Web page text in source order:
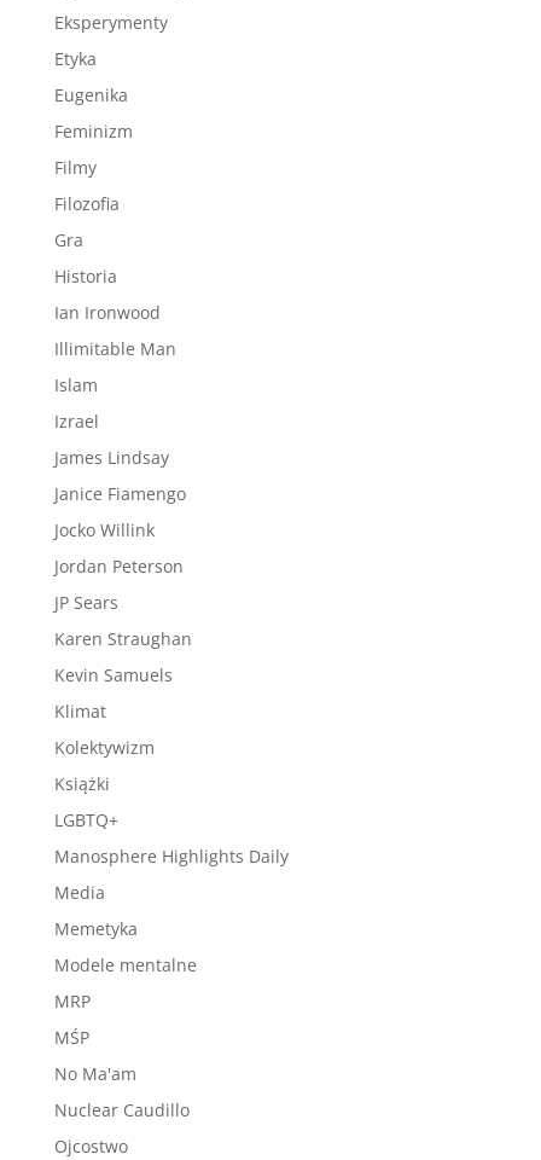
Eksperymenty
Etyka
Eugenika
Feminizm
Filmy
Filozofia
Gra
Historia
Ian Ironwood
Illimitable Man
Islam
Izrael
James Lindsay
Janice Fiamengo
Jocko Willink
Jordan Peterson
JP Sears
Karen Straughan
Kevin Samuels
Klimat
Kolektywizm
Książki
LGBTQ+
Manosphere Highlights Daily
Media
Memetyka
Modele mentalne
MRP
MŚP
No Ma'am
Nuclear Caudillo
Ojcostwo